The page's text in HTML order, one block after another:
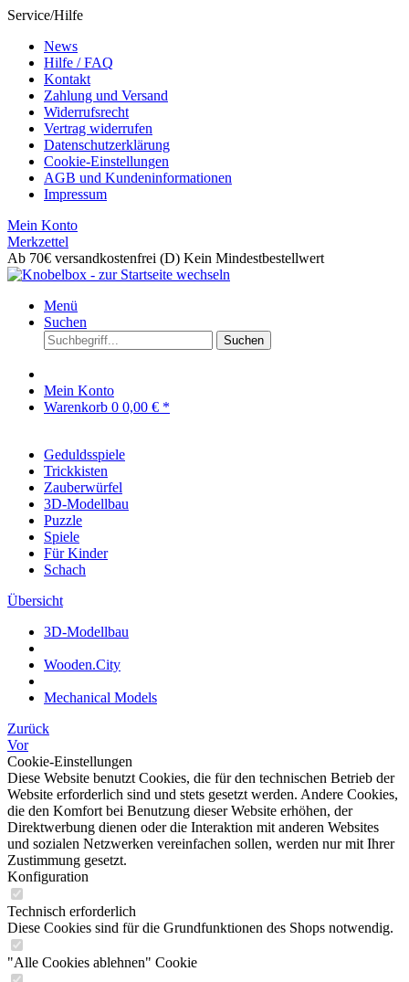
Service/Hilfe
News
Hilfe / FAQ
Kontakt
Zahlung und Versand
Widerrufsrecht
Vertrag widerrufen
Datenschutzerklärung
Cookie-Einstellungen
AGB und Kundeninformationen
Impressum
Mein Konto
Merkzettel
Ab 70€ versandkostenfrei (D) Kein Mindestbestellwert
Menü
Suchen
Suchen
Mein Konto
Warenkorb 0 0,00 € *
Geduldsspiele
Trickkisten
Zauberwürfel
3D-Modellbau
Puzzle
Spiele
Für Kinder
Schach
Übersicht
3D-Modellbau
Wooden.City
Mechanical Models
Zurück
Vor
Cookie-Einstellungen
Diese Website benutzt Cookies, die für den technischen Betrieb der
Website erforderlich sind und stets gesetzt werden. Andere Cookies,
die den Komfort bei Benutzung dieser Website erhöhen, der
Direktwerbung dienen oder die Interaktion mit anderen Websites
und sozialen Netzwerken vereinfachen sollen, werden nur mit Ihrer
Zustimmung gesetzt.
Konfiguration
Technisch erforderlich
Diese Cookies sind für die Grundfunktionen des Shops notwendig.
"Alle Cookies ablehnen" Cookie